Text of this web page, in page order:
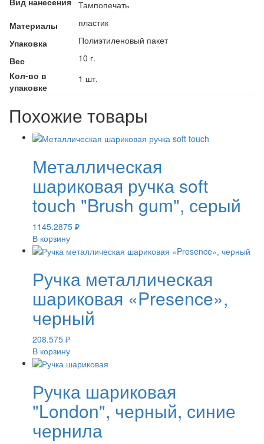
Тампопечать
Материалы
пластик
Упаковка
Полиэтиленовый пакет
Вес
10 г.
Кол-во в
упаковке
1 шт.
Похожие товары
Металлическая
шариковая ручка soft
touch "Brush gum", серый
1145.2875 ₽
В корзину
Ручка металлическая
шариковая «Presence»,
черный
208.575 ₽
В корзину
Ручка шариковая
"London", черный, синие
чернила